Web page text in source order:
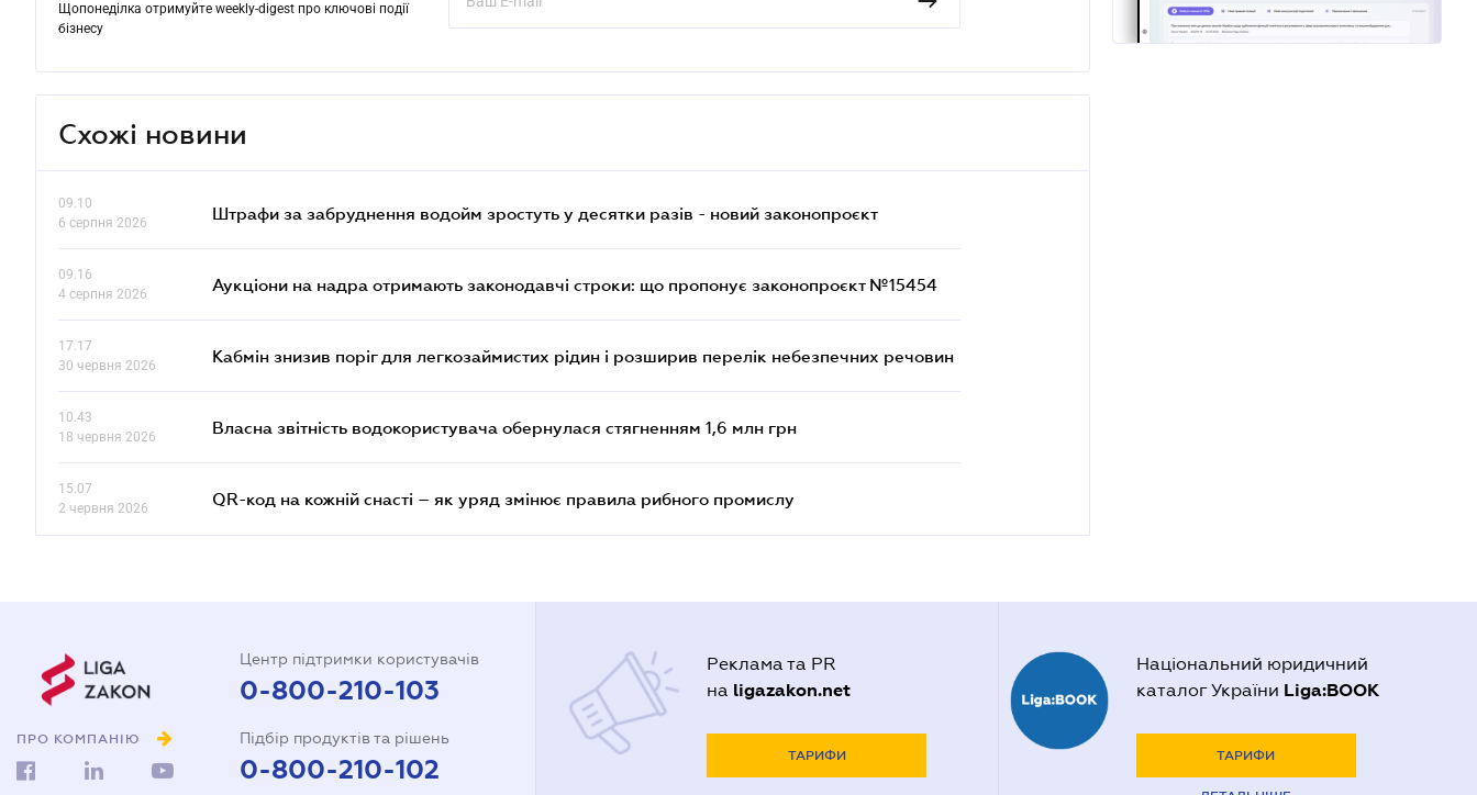
Щопонеділка отримуйте weekly-digest про ключові події
бізнесу
Схожі новини
09.10
6 серпня 2026
Штрафи за забруднення водойм зростуть у десятки разів - новий законопроєкт
09.16
4 серпня 2026
Аукціони на надра отримають законодавчі строки: що пропонує законопроєкт №15454
17.17
30 червня 2026
Кабмін знизив поріг для легкозаймистих рідин і розширив перелік небезпечних речовин
10.43
18 червня 2026
Власна звітність водокористувача обернулася стягненням 1,6 млн грн
15.07
2 червня 2026
QR-код на кожній снасті – як уряд змінює правила рибного промислу
ПРО КОМПАНІЮ
Центр підтримки користувачів
0-800-210-103
Підбір продуктів та рішень
0-800-210-102
Реклама та PR
на ligazakon.net
ТАРИФИ
Національний юридичний
каталог України Liga:BOOK
ТАРИФИ